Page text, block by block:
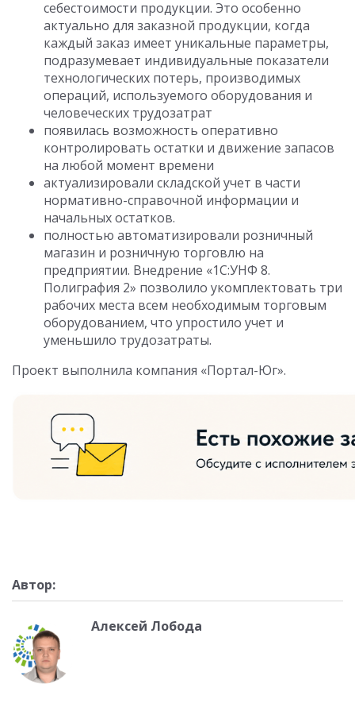
себестоимости продукции. Это особенно
актуально для заказной продукции, когда
каждый заказ имеет уникальные параметры,
подразумевает индивидуальные показатели
технологических потерь, производимых
операций, используемого оборудования и
человеческих трудозатрат
появилась возможность оперативно
контролировать остатки и движение запасов
на любой момент времени
актуализировали складской учет в части
нормативно-справочной информации и
начальных остатков.
полностью автоматизировали розничный
магазин и розничную торговлю на
предприятии. Внедрение «1С:УНФ 8.
Полиграфия 2» позволило укомплектовать три
рабочих места всем необходимым торговым
оборудованием, что упростило учет и
уменьшило трудозатраты.
Проект выполнила компания «Портал-Юг».
Автор:
Алексей Лобода